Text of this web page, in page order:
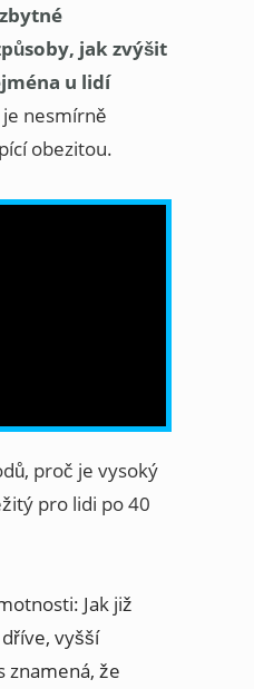
jak zvýšit
u lidí
je nesmírně
obezitou.
proč je vysoký
pro lidi po 40
Jak již
vyšší
znamená, že